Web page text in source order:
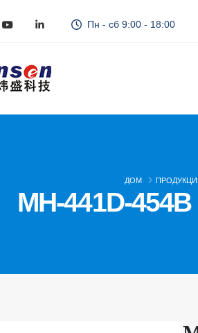
Пн - сб 9:00 - 18:00
ДОМ
MH-441D-